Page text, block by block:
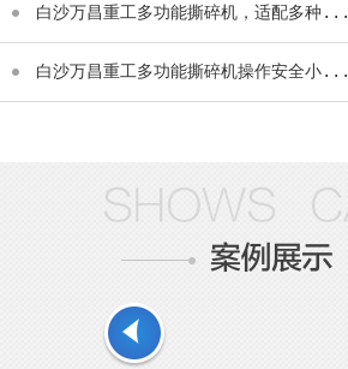
白沙万昌重工多功能撕碎机，适配多种...
白沙万昌重工多功能撕碎机操作安全小...